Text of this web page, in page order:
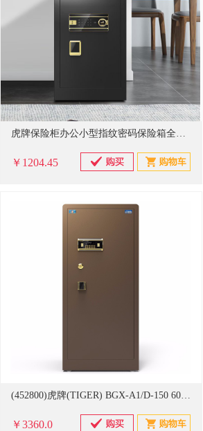
虎牌保险柜办公小型指纹密码保险箱全钢防盗可入墙保密保管柜 博瑞系列 70cm 钢琴黑
￥1204.45
(452800)虎牌(TIGER) BGX-A1/D-150 600*560*1500mm 保险柜 咖啡色(单位：台)
￥3360.0